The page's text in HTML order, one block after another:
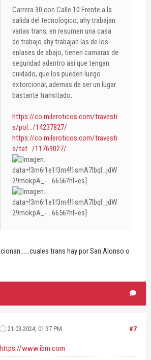
Carrera 30 con Calle 10 Frente a la
salida del tecnologico, ahy trabajan
varias trans, en resumen una casa
de trabajo ahy trabajan las de los
enlases de abajo, tienen camaras de
seguridad adentro asi que tengan
cuidado, que los pueden luego
extorcionar, ademas de ser un lugar
bastante transitado.
https://co.mileroticos.com/travesti
s/pol.../14237827/
https://co.mileroticos.com/travesti
s/tat.../11769027/
trans hay por San Alonso o
#7
21-03-2024, 01:37 PM
https://www.ibm.com